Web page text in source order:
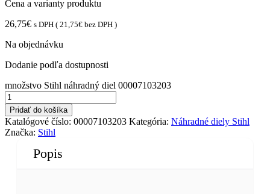
Cena a varianty produktu
26,75€ s DPH ( 21,75€ bez DPH )
Na objednávku
Dodanie podľa dostupnosti
množstvo Stihl náhradný diel 00007103203
Pridať do košíka
Katalógové číslo: 00007103203 Kategória: Náhradné diely Stihl
Značka: Stihl
Popis